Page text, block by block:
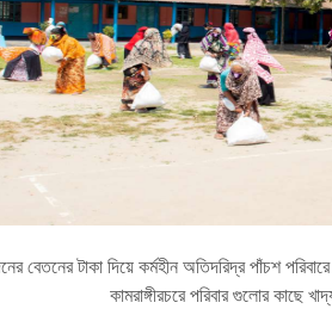
বেতনের টাকা দিয়ে কর্মহীন অতিদরিদ্র পাঁচশ
কামরাঙ্গীরচরে পরিবার গুলোর কাছে